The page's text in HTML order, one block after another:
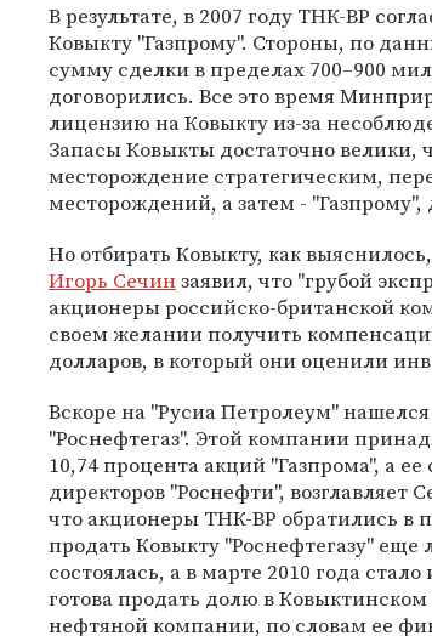
В результате, в 2007 году ТНК-ВР
Ковыкту "Газпрому". Стороны, по
сумму сделки в пределах 700–900
договорились. Все это время
лицензию на Ковыкту из-за
Запасы Ковыкты достаточно велики,
месторождение стратегическим,
месторождений, а затем - "Газпрому",
Но отбирать Ковыкту, как
Игорь Сечинзаявил, что "грубой
акционеры российско-британской
своем желании получить
долларов, в который они оценили
Вскоре на "Русиа Петролеум"
"Роснефтегаз". Этой компании
10,74 процента акций "Газпрома", а ее
директоров "Роснефти", возглавляет
что акционеры ТНК-ВР обратились в
продать Ковыкту "Роснефтегазу" еще
состоялась, а в марте 2010 года
готова продать долю в
нефтяной компании, по словам ее